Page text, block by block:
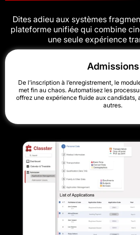
Dites adieu aux systèmes
plateforme unifiée qui combine
une seule expérience
Admissions
De l’inscription à l’enregistrement, le
met fin au chaos. Automatisez les
offrez une expérience fluide aux candidats,
autres.